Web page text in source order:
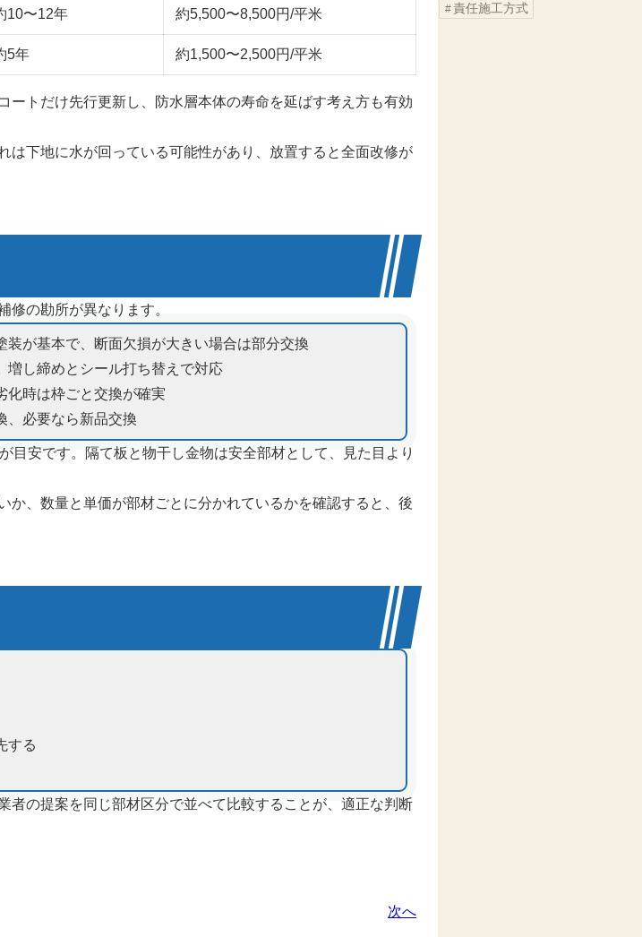
10〜12年 約5,500〜8,500円/平米
5年 約1,500〜2,500円/平米
トだけ先行更新し、防水層本体の寿命を延ばす考え方も有効
下地に水が回っている可能性があり、放置すると全面改修が
の勘所が異なります。
が基本で、断面欠損が大きい場合は部分交換
増し締めとシール打ち替えで対応
化時は枠ごと交換が確実
、必要なら新品交換
安です。隔て板と物干し金物は安全部材として、見た目より
、数量と単価が部材ごとに分かれているかを確認すると、後
する
の提案を同じ部材区分で並べて比較することが、適正な判断
次へ
責任施工方式